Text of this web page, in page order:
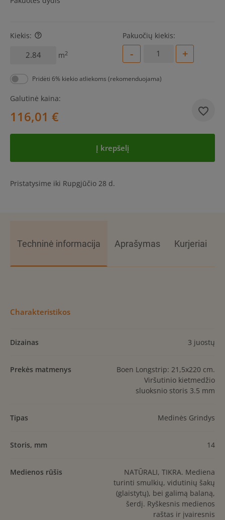
Kiekis: help_outline
m2
Pakuočių kiekis:
- +
Pridėti 6% kiekio atliekoms (rekomenduojama)
Galutinė kaina:
116,01 €
Į krepšelį
Pristatysime iki Rupgjūčio 28 d.
Techninė informacija Aprašymas Kurjeriai
Charakteristikos
Dizainas 3 juostų
Prekės matmenys
Boen Longstrip: 21,5x220 cm.
Viršutinio kietmedžio
sluoksnio storis 3.5 mm
Tipas Medinės Grindys
Storis, mm 14
Medienos rūšis
NATŪRALI, TIKRA. Mediena
turinti smulkių, vidutinių šakų
(glaistytų), bei galimą balaną,
šerdį. Ryškesnis medienos
raštas ir įvairesnis